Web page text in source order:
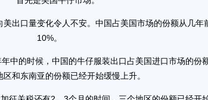
口量变化令人不安。中国占美国市场的份额从几年
10%。
的时候，中国的牛仔服装出口占美国进口市场的份
区和东南亚的份额已经开始缓慢上升。